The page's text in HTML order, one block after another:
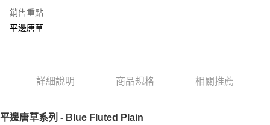
銷售重點
平邊唐草
詳細說明 商品規格 相關推薦
平邊唐草系列 - Blue Fluted Plain